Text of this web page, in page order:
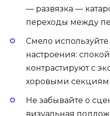
— развязка —
переходы между
Смело
настроения:
контрастируют с
хоровыми
Не забывайте о
визуальная